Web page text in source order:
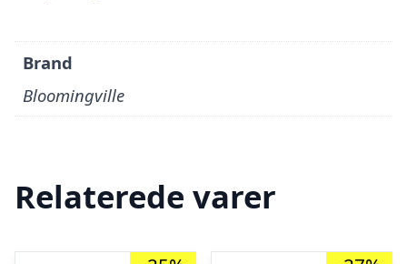
Brand
Bloomingville
Relaterede varer